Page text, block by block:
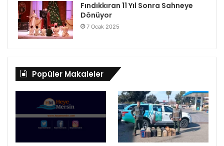
Fındıkkıran 11 Yıl Sonra Sahneye
Dönüyor
7 Ocak 2025
Popüler Makaleler